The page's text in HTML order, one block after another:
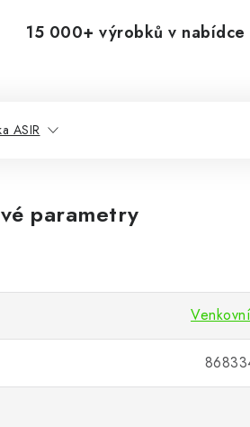
15 000+ výrobků v nabídce
ASIR
parametry